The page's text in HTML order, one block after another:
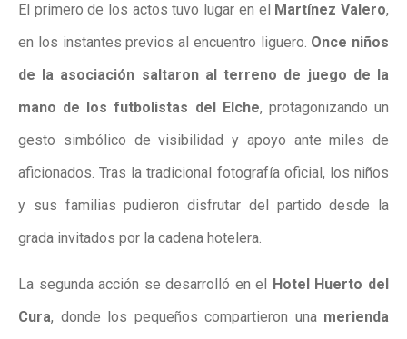
El primero de los actos tuvo lugar en el Martínez Valero,
en los instantes previos al encuentro liguero. Once niños
de la asociación saltaron al terreno de juego de la
mano de los futbolistas del Elche, protagonizando un
gesto simbólico de visibilidad y apoyo ante miles de
aficionados. Tras la tradicional fotografía oficial, los niños
y sus familias pudieron disfrutar del partido desde la
grada invitados por la cadena hotelera.
La segunda acción se desarrolló en el Hotel Huerto del
Cura, donde los pequeños compartieron una merienda